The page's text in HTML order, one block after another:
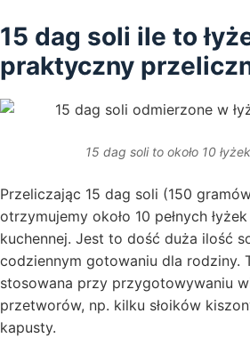
15 dag soli ile to
praktyczny
15 dag soli to około 10
Przeliczając 15 dag soli (150
otrzymujemy około 10 pełnych
kuchennej. Jest to dość duża ilość
codziennym gotowaniu dla rodziny.
stosowana przy przygotowywaniu
przetworów, np. kilku słoików
kapusty.